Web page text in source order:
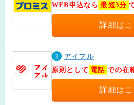
WEB申込なら 最短3分
詳細はこ
3
アイフル
原則として 電話 での在
詳細はこ